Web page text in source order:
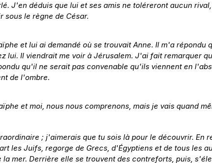
J'en déduis que lui et ses amis ne toléreront aucun
sous le règne de César.
et lui ai demandé où se trouvait Anne. Il m'a
lui. Il viendrait me voir à Jérusalem. J'ai fait remarquer
qu'il ne serait pas convenable qu'ils viennent en
de l'ombre.
et moi, nous nous comprenons, mais je vais quand
; j'aimerais que tu sois là pour le découvrir. En
les Juifs, regorge de Grecs, d'Égyptiens et de tous les
la mer. Derrière elle se trouvent des contreforts, puis,